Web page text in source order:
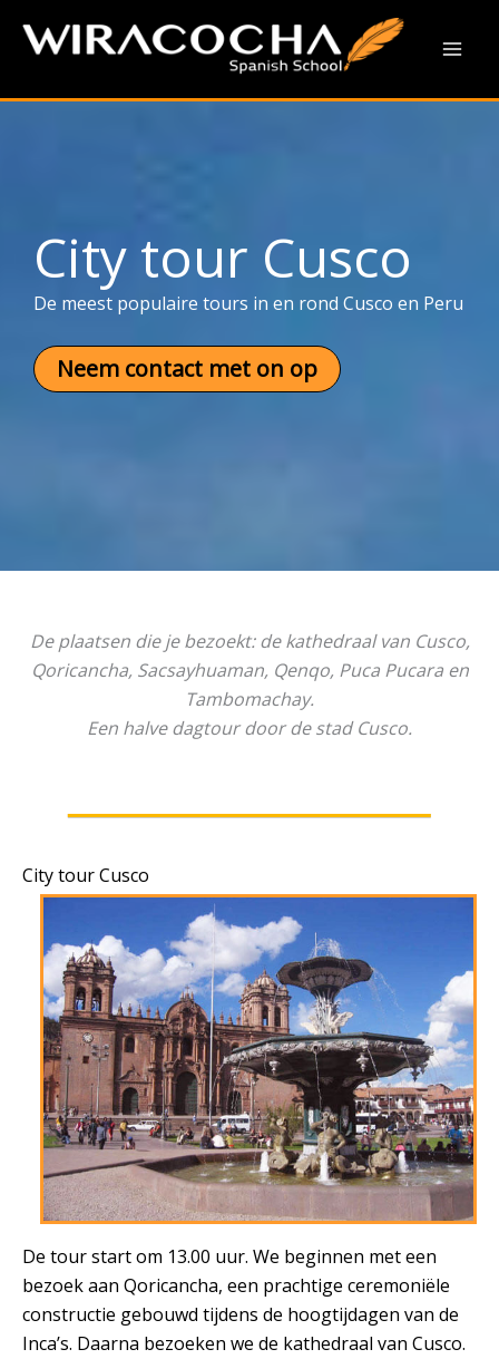
naar
inhoud
City tour Cusco
City tour Cusco
De meest populaire tours in en rond Cusco en Peru
Neem contact met on op
De plaatsen die je bezoekt: de kathedraal van Cusco,
Qoricancha, Sacsayhuaman, Qenqo, Puca Pucara en
Tambomachay.
Een halve dagtour door de stad Cusco.
City tour Cusco
De tour start om 13.00 uur. We beginnen met een
bezoek aan Qoricancha, een prachtige ceremoniële
constructie gebouwd tijdens de hoogtijdagen van de
Inca’s. Daarna bezoeken we de kathedraal van Cusco.